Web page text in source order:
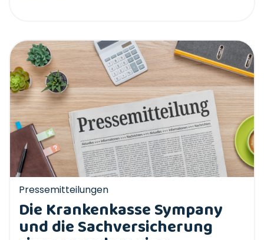
Pressemitteilungen
Die Krankenkasse Sympany
und die Sachversicherung